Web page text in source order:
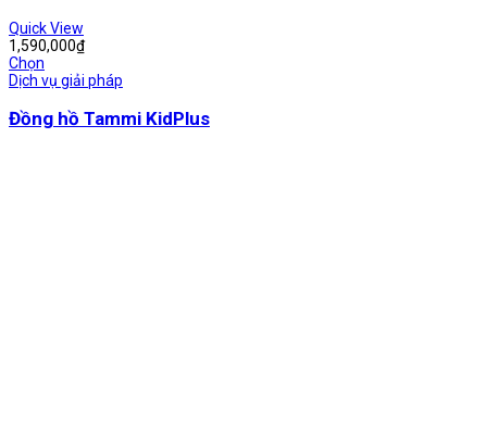
Quick View
1,590,000₫
Chọn
Dịch vụ giải pháp
Đồng hồ Tammi KidPlus